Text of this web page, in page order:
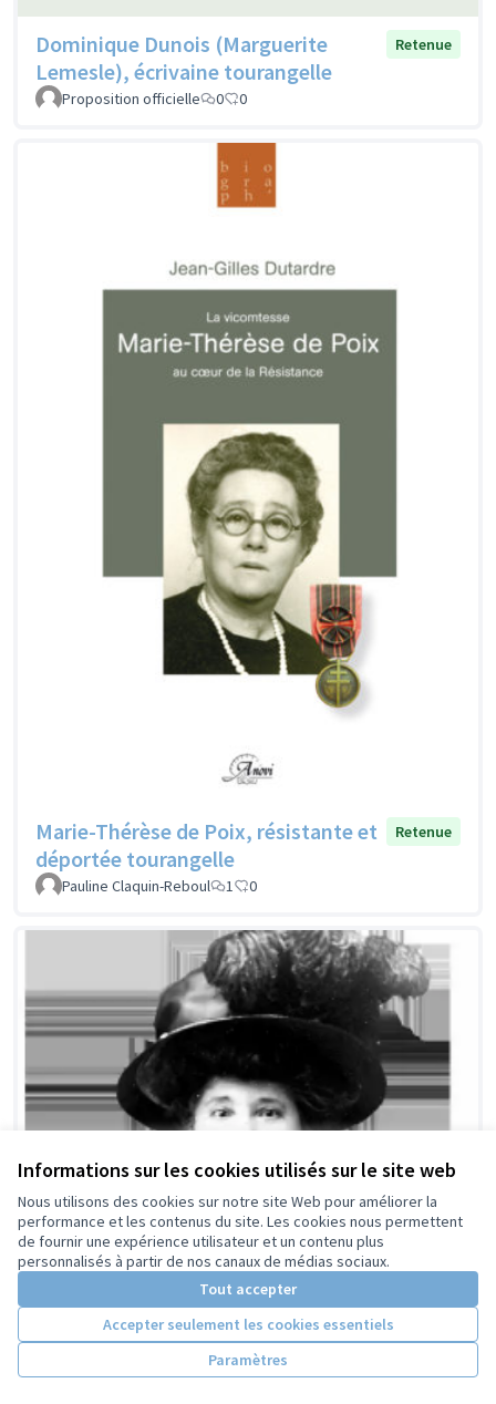
Informations sur les cookies utilisés sur le site web
Nous utilisons des cookies sur notre site Web pour améliorer la
performance et les contenus du site. Les cookies nous permettent
de fournir une expérience utilisateur et un contenu plus
personnalisés à partir de nos canaux de médias sociaux.
Tout accepter
Accepter seulement les cookies essentiels
Paramètres
Dominique Dunois (Marguerite
Lemesle), écrivaine tourangelle
Retenue
Proposition officielle 0 0
Marie-Thérèse de Poix, résistante et
déportée tourangelle
Retenue
Pauline Claquin-Reboul 1 0